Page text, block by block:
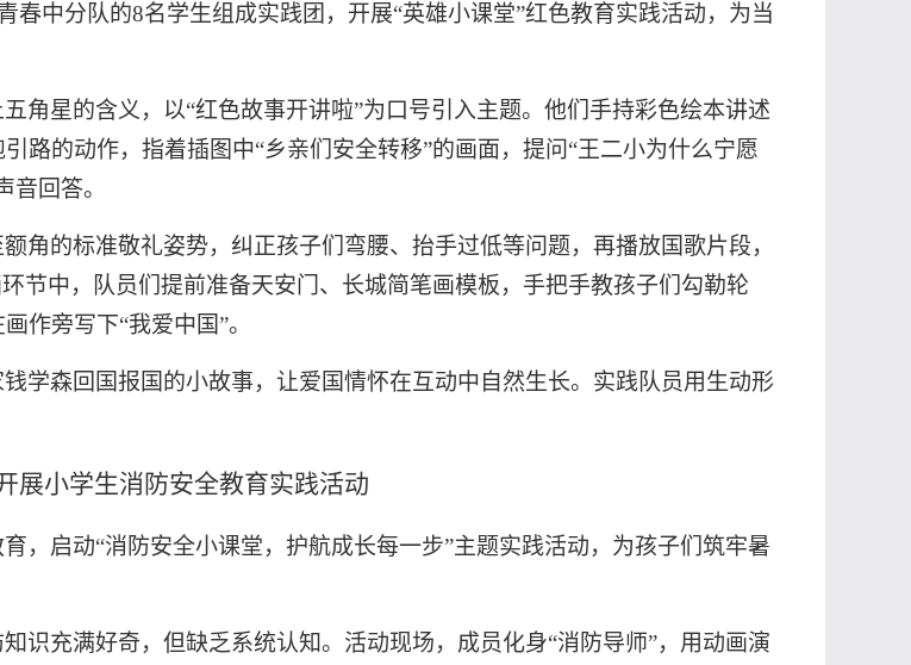
春中分队的8名学生组成实践团，开展“英雄小课堂”红色教育实践活动，为当
角星的含义，以“红色故事开讲啦”为口号引入主题。他们手持彩色绘本讲述
路的动作，指着插图中“乡亲们安全转移”的画面，提问“王二小为什么宁愿
音回答。
角的标准敬礼姿势，纠正孩子们弯腰、抬手过低等问题，再播放国歌片段，
节中，队员们提前准备天安门、长城简笔画模板，手把手教孩子们勾勒轮
作旁写下“我爱中国”。
学森回国报国的小故事，让爱国情怀在互动中自然生长。实践队员用生动形
展小学生消防安全教育实践活动
，启动“消防安全小课堂，护航成长每一步”主题实践活动，为孩子们筑牢暑
识充满好奇，但缺乏系统认知。活动现场，成员化身“消防导师”，用动画演